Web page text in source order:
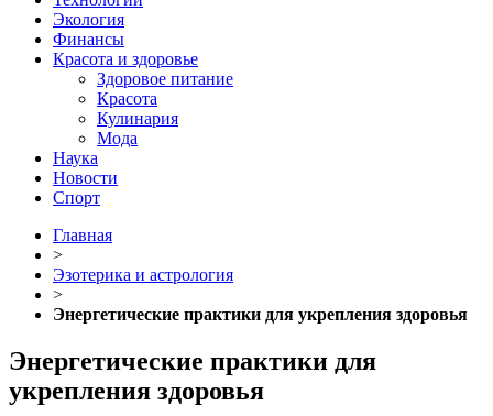
Экология
Финансы
Красота и здоровье
Здоровое питание
Красота
Кулинария
Мода
Наука
Новости
Спорт
Главная
>
Эзотерика и астрология
>
Энергетические практики для укрепления здоровья
Энергетические практики для
укрепления здоровья